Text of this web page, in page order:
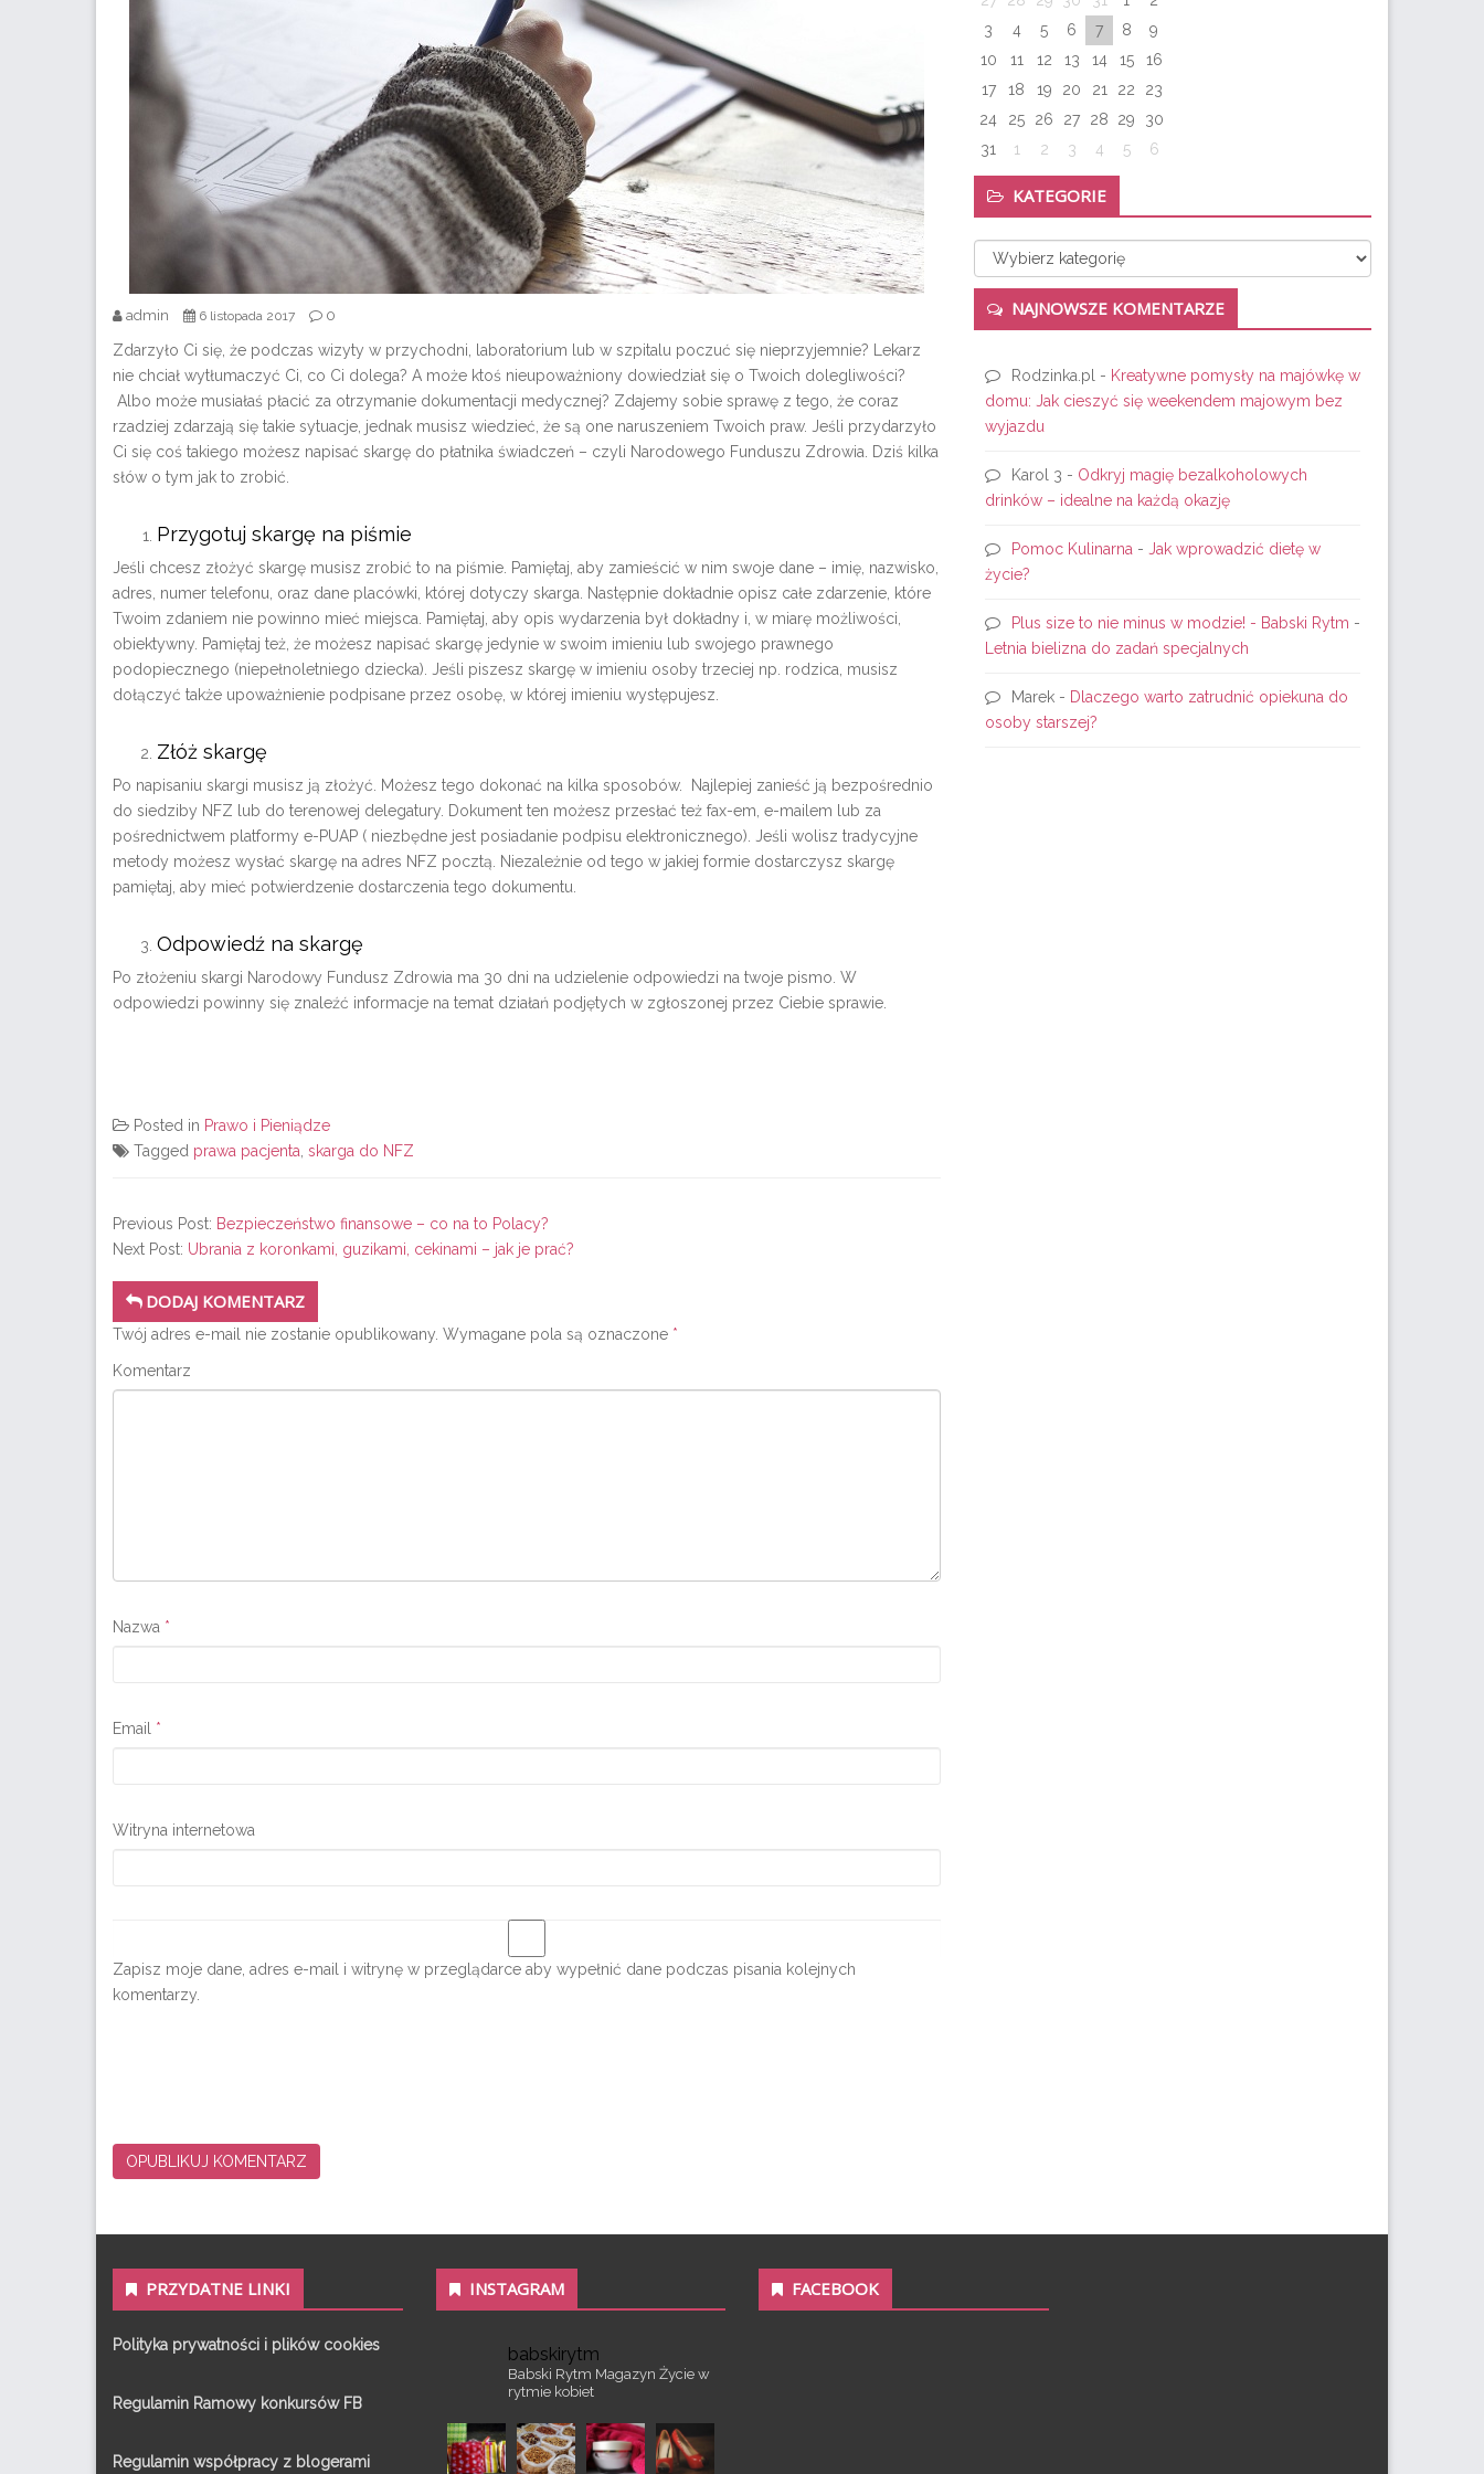
admin 6 listopada 2017 0
Zdarzyło Ci się, że podczas wizyty w przychodni, laboratorium lub w szpitalu poczuć się nieprzyjemnie? Lekarz
nie chciał wytłumaczyć Ci, co Ci dolega? A może ktoś nieupoważniony dowiedział się o Twoich dolegliwości?
Albo może musiałaś płacić za otrzymanie dokumentacji medycznej? Zdajemy sobie sprawę z tego, że coraz
rzadziej zdarzają się takie sytuacje, jednak musisz wiedzieć, że są one naruszeniem Twoich praw. Jeśli przydarzyło
Ci się coś takiego możesz napisać skargę do płatnika świadczeń – czyli Narodowego Funduszu Zdrowia. Dziś kilka
słów o tym jak to zrobić.
Przygotuj skargę na piśmie
Jeśli chcesz złożyć skargę musisz zrobić to na piśmie. Pamiętaj, aby zamieścić w nim swoje dane – imię, nazwisko,
adres, numer telefonu, oraz dane placówki, której dotyczy skarga. Następnie dokładnie opisz całe zdarzenie, które
Twoim zdaniem nie powinno mieć miejsca. Pamiętaj, aby opis wydarzenia był dokładny i, w miarę możliwości,
obiektywny. Pamiętaj też, że możesz napisać skargę jedynie w swoim imieniu lub swojego prawnego
podopiecznego (niepełnoletniego dziecka). Jeśli piszesz skargę w imieniu osoby trzeciej np. rodzica, musisz
dołączyć także upoważnienie podpisane przez osobę, w której imieniu występujesz.
Złóż skargę
Po napisaniu skargi musisz ją złożyć. Możesz tego dokonać na kilka sposobów. Najlepiej zanieść ją bezpośrednio
do siedziby NFZ lub do terenowej delegatury. Dokument ten możesz przesłać też fax-em, e-mailem lub za
pośrednictwem platformy e-PUAP ( niezbędne jest posiadanie podpisu elektronicznego). Jeśli wolisz tradycyjne
metody możesz wysłać skargę na adres NFZ pocztą. Niezależnie od tego w jakiej formie dostarczysz skargę
pamiętaj, aby mieć potwierdzenie dostarczenia tego dokumentu.
Odpowiedź na skargę
Po złożeniu skargi Narodowy Fundusz Zdrowia ma 30 dni na udzielenie odpowiedzi na twoje pismo. W
odpowiedzi powinny się znaleźć informacje na temat działań podjętych w zgłoszonej przez Ciebie sprawie.
Posted in Prawo i Pieniądze
Tagged prawa pacjenta skarga do NFZ
Previous Post: Bezpieczeństwo finansowe – co na to Polacy?
Next Post: Ubrania z koronkami, guzikami, cekinami – jak je prać?
DODAJ KOMENTARZ
Twój adres e-mail nie zostanie opublikowany. Wymagane pola są oznaczone *
Komentarz
Nazwa *
Email *
Witryna internetowa
Zapisz moje dane, adres e-mail i witrynę w przeglądarce aby wypełnić dane podczas pisania kolejnych
komentarzy.
3
4 5 6 7 8
9
10
11 12 13 14 15
16
17
18 19 20 21 22
23
24
25 26 27 28 29
30
31
1 2 3 4 5 6
KATEGORIE
Kategorie
NAJNOWSZE KOMENTARZE
Rodzinka.pl - Kreatywne pomysły na majówkę w
domu: Jak cieszyć się weekendem majowym bez
wyjazdu
Karol 3 - Odkryj magię bezalkoholowych
drinków – idealne na każdą okazję
Pomoc Kulinarna - Jak wprowadzić dietę w
życie?
Plus size to nie minus w modzie! - Babski Rytm -
Letnia bielizna do zadań specjalnych
Marek - Dlaczego warto zatrudnić opiekuna do
osoby starszej?
PRZYDATNE LINKI
Polityka prywatności i plików cookies
Regulamin Ramowy konkursów FB
Regulamin współpracy z blogerami
INSTAGRAM
babskirytm
Babski Rytm Magazyn Życie w
rytmie kobiet
FACEBOOK